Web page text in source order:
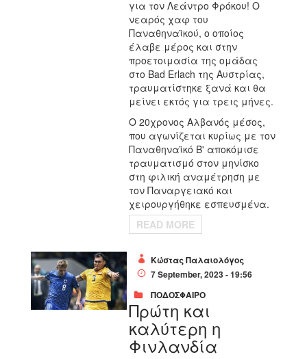
για τον Λεάντρο Φρόκου! Ο
νεαρός χαφ του
Παναθηναϊκού, ο οποίος
έλαβε μέρος και στην
προετοιμασία της ομάδας
στο Bad Erlach της Αυστρίας,
τραυματίστηκε ξανά και θα
μείνει εκτός για τρεις μήνες.
Ο 20χρονος Αλβανός μέσος,
που αγωνίζεται κυρίως με τον
Παναθηναϊκό Β' αποκόμισε
τραυματισμό στον μηνίσκο
στη φιλική αναμέτρηση με
τον Παναργειακό και
χειρουργήθηκε εσπευσμένα.
READ MORE
Κώστας Παλαιολόγος
7 September, 2023 - 19:56
ΠΟΔΟΣΦΑΙΡΟ
Πρώτη και
καλύτερη η
Φινλανδία